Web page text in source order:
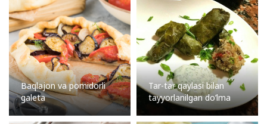
Baqlajon va pomidorli
galeta
Tar-tar qaylasi bilan
tayyorlanilgan do’lma